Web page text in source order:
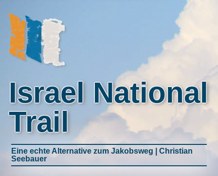
Israel National
Trail
Eine echte Alternative zum Jakobsweg | Christian
Seebauer